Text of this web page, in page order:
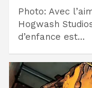
Photo: Avec
Hogwash
d’enfance est…